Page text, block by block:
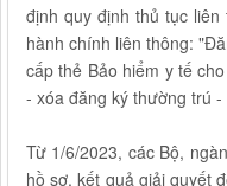
định quy định thủ tục
hành chính liên thông:
cấp thẻ Bảo hiểm y tế
- xóa đăng ký thường trú
Từ 1/6/2023, các Bộ,
hồ sơ, kết quả giải quyết